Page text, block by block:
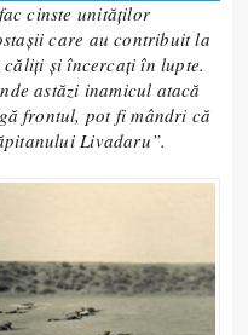
cinste unităților
care au contribuit la
și încercați în lupte.
astăzi inamicul atacă
frontul, pot fi mândri că
Livadaru”.